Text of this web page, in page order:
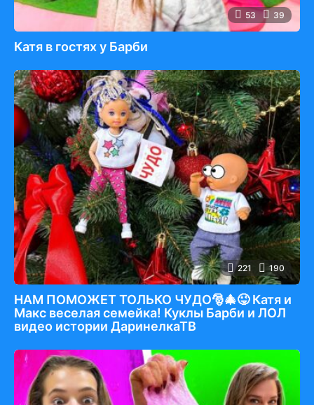
53 39
Катя в гостях у Барби
221 190
НАМ ПОМОЖЕТ ТОЛЬКО ЧУДО🎅🎄😜 Катя и
Макс веселая семейка! Куклы Барби и ЛОЛ
видео истории ДаринелкаТВ